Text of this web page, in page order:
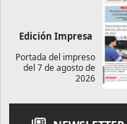
Edición Impresa
Portada del impreso
del 7 de agosto de
2026